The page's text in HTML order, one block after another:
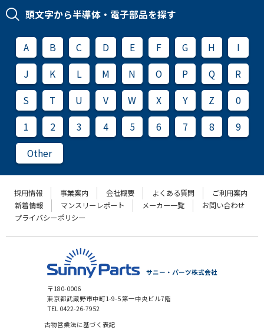
頭文字から半導体・電子部品を探す
A B C D E F G H
I
J
K L M N O P Q
R
S
T U V W X Y Z
0
1
2 3 4 5 6 7 8
9
Other
採用情報 事業案内 会社概要 よくある質問
ご利用案内
新着情報
マンスリーレポート メーカー一覧
お問い合わせ
プライバシーポリシー
サニー・パーツ株式会社
〒180-0006
東京都武蔵野市中町1-9-5 第一中央ビル7階
TEL 0422-26-7952
古物営業法に基づく表記